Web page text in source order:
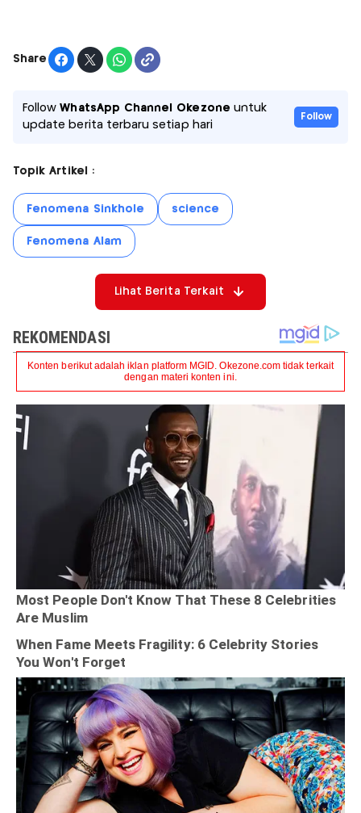
Share
FollowWhatsApp Channel Okezone untuk
update berita terbaru setiap hari
Follow
Topik Artikel :
Fenomena Sinkhole science
Fenomena Alam
Lihat Berita Terkait